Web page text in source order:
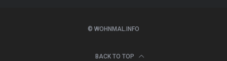
© WOHNMAL.INFO
BACK TO TOP